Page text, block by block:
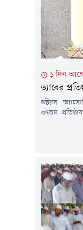
১ দিন
ড্যাবের
ডক্টরস
৩৭তম
অন্যান্যের
ইসলাম
জুবাইদা...